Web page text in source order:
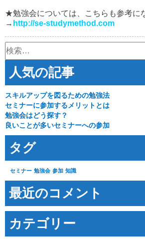
★勉強会については、こちらも参考に
→ http://se-studymethod.com
検
索:
人気の記事
スキルアップを図るための勉強法
セミナーに参加するメリットとは
勉強会はどう探す？
良いことが多いセミナーへの参加
タグ
セミナー 勉強会 参加 知識
最近のコメント
カテゴリー